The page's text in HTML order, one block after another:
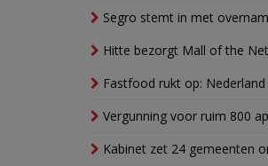
Segro stemt in met
Hitte bezorgt Mall of the
Fastfood rukt op:
Vergunning voor ruim 800
Kabinet zet 24 gemeenten